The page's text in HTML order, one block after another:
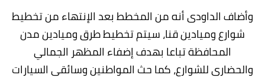
وأضاف الداودى أنه من المخطط بعد الإنتهاء من تخطيط
شوارع وميادين قنا، سيتم تخطيط طرق وميادين مدن
المحافظة تباعا بهدف إضفاء المظهر الجمالي
والحضارى للشوارع، كما حث المواطنين وسائقى السيارات